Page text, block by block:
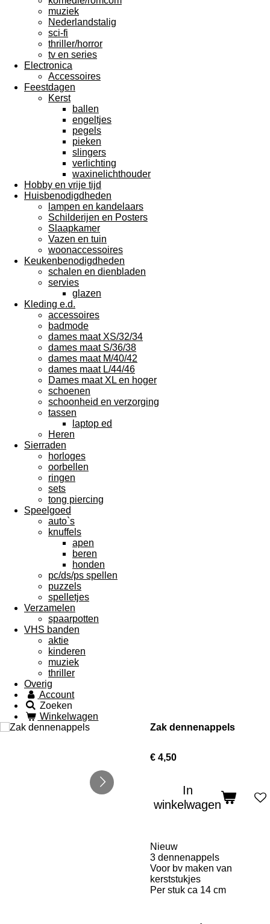
muziek
Nederlandstalig
sci-fi
thriller/horror
tv en series
Electronica
Accessoires
Feestdagen
Kerst
ballen
engeltjes
pegels
pieken
slingers
verlichting
waxinelichthouder
Hobby en vrije tijd
Huisbenodigdheden
lampen en kandelaars
Schilderijen en Posters
Slaapkamer
Vazen en tuin
woonaccessoires
Keukenbenodigdheden
schalen en dienbladen
servies
glazen
Kleding e.d.
accessoires
badmode
dames maat XS/32/34
dames maat S/36/38
dames maat M/40/42
dames maat L/44/46
Dames maat XL en hoger
schoenen
schoonheid en verzorging
tassen
laptop ed
Heren
Sierraden
horloges
oorbellen
ringen
sets
tong piercing
Speelgoed
auto`s
knuffels
apen
beren
honden
pc/ds/ps spellen
puzzels
spelletjes
Verzamelen
spaarpotten
VHS banden
aktie
kinderen
muziek
thriller
Overig
Account
Zoeken
Winkelwagen
Zak dennenappels
€ 4,50
In
winkelwagen
Nieuw
3 dennenappels
Voor bv maken van
kerststukjes
Per stuk ca 14 cm